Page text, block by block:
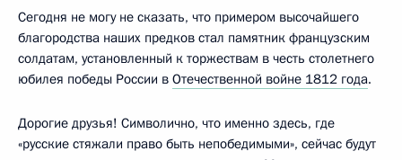
Сегодня не могу не сказать, что примером высочайшего
благородства наших предков стал памятник французским
солдатам, установленный к торжествам в честь столетнего
юбилея победы России в Отечественной войне 1812 года.
Дорогие друзья! Символично, что именно здесь, где
«русские стяжали право быть непобедимыми», сейчас будут